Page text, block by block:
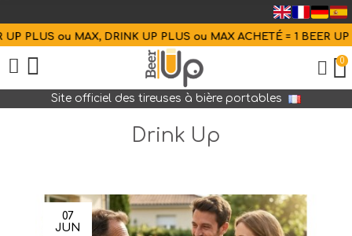
ou MAX, DRINK UP PLUS ou MAX ACHETÉ = 1 BEER UP
0
Site officiel des tireuses à bière portables
Drink Up
07
JUN